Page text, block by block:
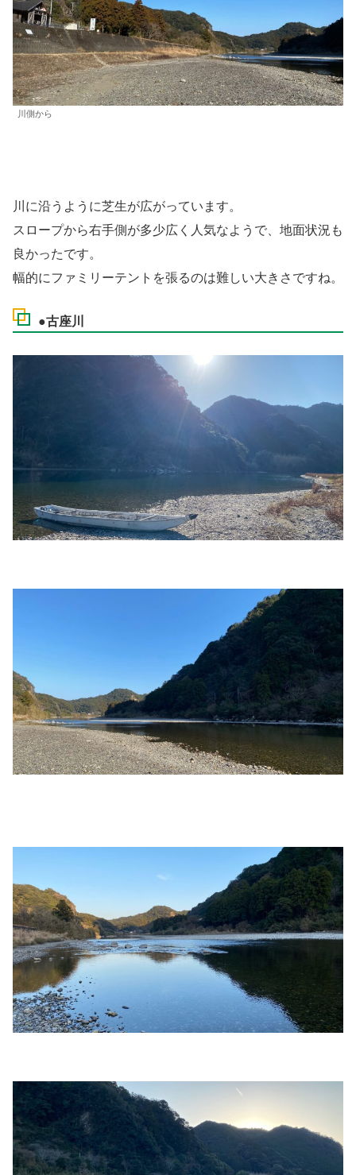
川側から
川に沿うように芝生が広がっています。
スロープから右手側が多少広く人気なようで、地面状況も
良かったです。
幅的にファミリーテントを張るのは難しい大きさですね。
●古座川